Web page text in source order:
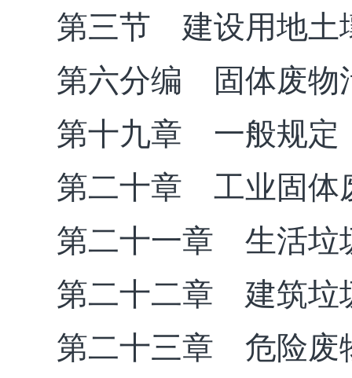
第三节 建设用地土
第六分编 固体废物
第十九章 一般规定
第二十章 工业固体
第二十一章 生活垃
第二十二章 建筑垃
第二十三章 危险废